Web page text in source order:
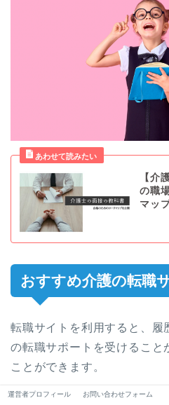
【介
の職
マッ
おすすめ介護の転職
転職サイトを利用すると、履
の転職サポートを受けること
ことができます。
運営者プロフィール お問い合わせフォーム